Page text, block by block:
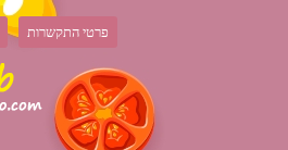
פרטי התקשרות